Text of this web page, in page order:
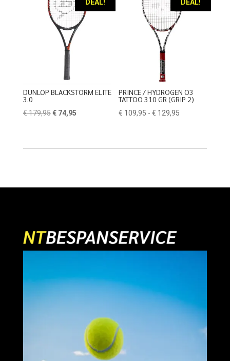
DEAL!
DUNLOP BLACKSTORM ELITE
3.0
€179,95 Oorspronkelijke
€74,95Huidige
DEAL!
PRINCE / HYDROGEN O3
TATTOO 310 GR (GRIP 2)
€ 109,95 - € 129,95